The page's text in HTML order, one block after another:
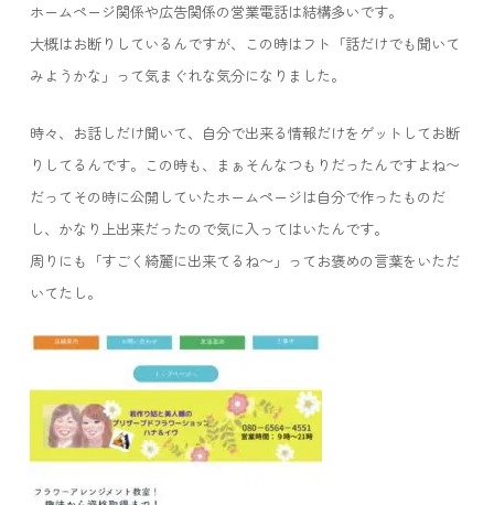
ホームページ関係や広告関係の営業電話は結構多いです。
大概はお断りしているんですが、この時はフト「話だけでも聞いて
みようかな」って気まぐれな気分になりました。
時々、お話しだけ聞いて、自分で出来る情報だけをゲットしてお断
りしてるんです。この時も、まぁそんなつもりだったんですよね〜
だってその時に公開していたホームページは自分で作ったものだ
し、かなり上出来だったので気に入ってはいたんです。
周りにも「すごく綺麗に出来てるね〜」ってお褒めの言葉をいただ
いてたし。